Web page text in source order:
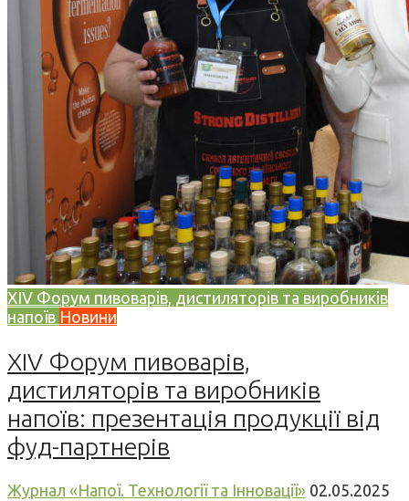
XIV Форум пивоварів, дистиляторів та виробників
напоїв Новини
XIV Форум пивоварів,
дистиляторів та виробників
напоїв: презентація продукції від
фуд-партнерів
Журнал «Напої. Технології та Інновації» 02.05.2025